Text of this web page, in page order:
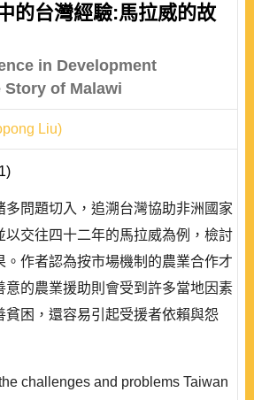
的台灣經驗:馬拉威的故
in Development
of Malawi
Liu)
多問題切入，追溯台灣協助非洲國家
以交往四十二年的馬拉威為例，檢討
。作者認為按市場機制的農業合作才
意的農業援助則會受到許多當地因素
貧困，還容易引起受援者依賴與怨
challenges and problems Taiwan